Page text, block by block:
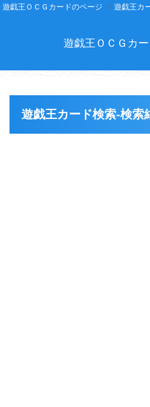
遊戯王ＯＣＧカードのページ 遊戯王カ
遊戯王ＯＣＧカ
遊戯王カード検索-検索